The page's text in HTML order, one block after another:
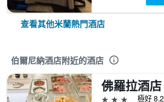
查看其他米蘭熱門酒店
伯爾尼納酒店附近的酒店
佛羅拉酒店
3星級 極好 8.2